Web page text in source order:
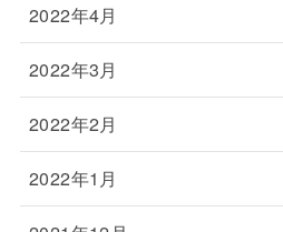
2022年4月
2022年3月
2022年2月
2022年1月